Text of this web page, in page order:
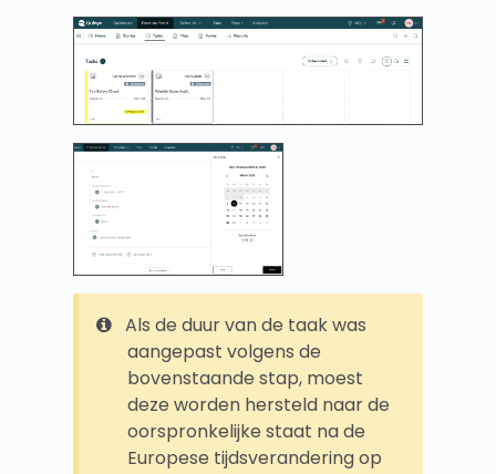
Als de duur van de taak was
aangepast volgens de
bovenstaande stap, moest
deze worden hersteld naar de
oorspronkelijke staat na de
Europese tijdsverandering op